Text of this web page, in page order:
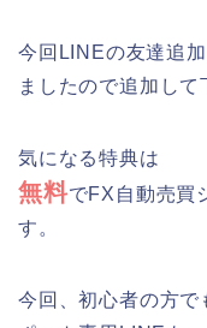
今回LINEの友達追
ましたので追加して
気になる特典は
無料でFX自動売買
す。
今回、初心者の方で